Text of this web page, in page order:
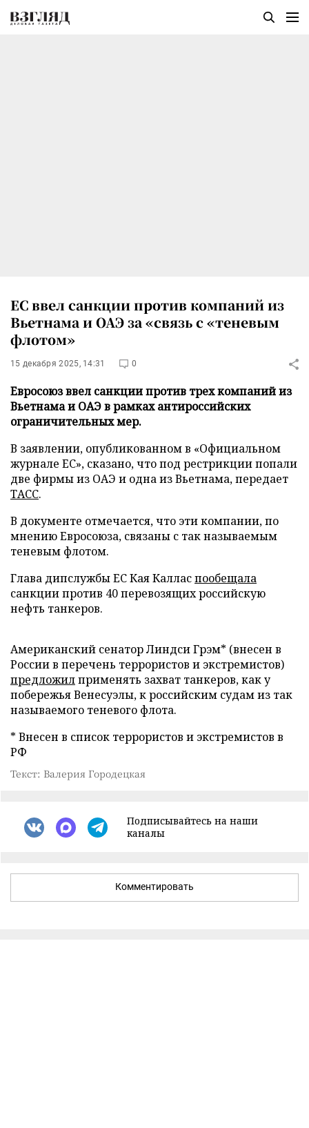
ЕС ввел санкции против компаний из
Вьетнама и ОАЭ за «связь с «теневым
флотом»
15 декабря 2025, 14:31 0
Евросоюз ввел санкции против трех компаний из
Вьетнама и ОАЭ в рамках антироссийских
ограничительных мер.
В заявлении, опубликованном в «Официальном
журнале ЕС», сказано, что под рестрикции попали
две фирмы из ОАЭ и одна из Вьетнама, передает
ТАСС.
В документе отмечается, что эти компании, по
мнению Евросоюза, связаны с так называемым
теневым флотом.
Глава дипслужбы ЕС Кая Калласпообещала
санкции против 40 перевозящих российскую
нефть танкеров.
Американский сенатор Линдси Грэм* (внесен в
России в перечень террористов и экстремистов)
предложилприменять захват танкеров, как у
побережья Венесуэлы, к российским судам из так
называемого теневого флота.
* Внесен в список террористов и экстремистов в
РФ
Текст: Валерия Городецкая
Подписывайтесь на наши
каналы
Комментировать